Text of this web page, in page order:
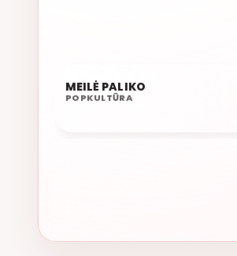
21:31
MEILĖ PALIKO
POPKULTŪRA